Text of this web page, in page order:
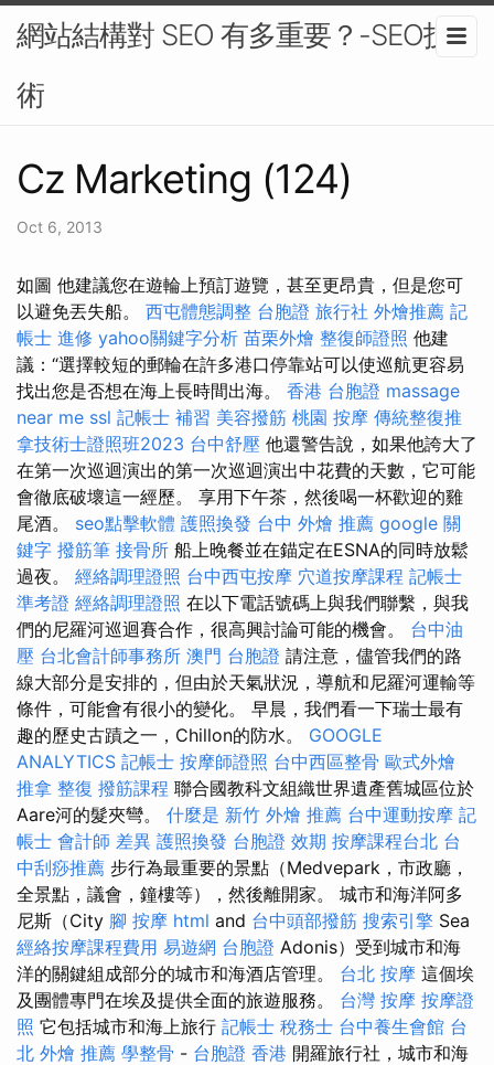
網站結構對 SEO 有多重要？-SEO技
術
Cz Marketing (124)
Oct 6, 2013
如圖 他建議您在遊輪上預訂遊覽，甚至更昂貴，但是您可
以避免丟失船。 西屯體態調整 台胞證 旅行社 外燴推薦 記
帳士 進修 yahoo關鍵字分析 苗栗外燴 整復師證照 他建
議：“選擇較短的郵輪在許多港口停靠站可以使巡航更容易
找出您是否想在海上長時間出海。 香港 台胞證 massage
near me ssl 記帳士 補習 美容撥筋 桃園 按摩 傳統整復推
拿技術士證照班2023 台中舒壓 他還警告說，如果他誇大了
在第一次巡迴演出的第一次巡迴演出中花費的天數，它可能
會徹底破壞這一經歷。 享用下午茶，然後喝一杯歡迎的雞
尾酒。 seo點擊軟體 護照換發 台中 外燴 推薦 google 關
鍵字 撥筋筆 接骨所 船上晚餐並在錨定在ESNA的同時放鬆
過夜。 經絡調理證照 台中西屯按摩 穴道按摩課程 記帳士
準考證 經絡調理證照 在以下電話號碼上與我們聯繫，與我
們的尼羅河巡迴賽合作，很高興討論可能的機會。 台中油
壓 台北會計師事務所 澳門 台胞證 請注意，儘管我們的路
線大部分是安排的，但由於天氣狀況，導航和尼羅河運輸等
條件，可能會有很小的變化。 早晨，我們看一下瑞士最有
趣的歷史古蹟之一，Chillon的防水。 GOOGLE
ANALYTICS 記帳士 按摩師證照 台中西區整骨 歐式外燴
推拿 整復 撥筋課程 聯合國教科文組織世界遺產舊城區位於
Aare河的髮夾彎。 什麼是 新竹 外燴 推薦 台中運動按摩 記
帳士 會計師 差異 護照換發 台胞證 效期 按摩課程台北 台
中刮痧推薦 步行為最重要的景點（Medvepark，市政廳，
全景點，議會，鐘樓等），然後離開家。 城市和海洋阿多
尼斯（City 腳 按摩 html and 台中頭部撥筋 搜索引擎 Sea
經絡按摩課程費用 易遊網 台胞證 Adonis）受到城市和海
洋的關鍵組成部分的城市和海酒店管理。 台北 按摩 這個埃
及團體專門在埃及提供全面的旅遊服務。 台灣 按摩 按摩證
照 它包括城市和海上旅行 記帳士 稅務士 台中養生會館 台
北 外燴 推薦 學整骨 - 台胞證 香港 開羅旅行社，城市和海